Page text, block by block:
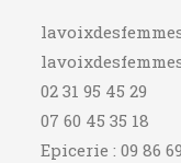
02 31 95 45 29
07 60 45 35 18
Epicerie : 09 86